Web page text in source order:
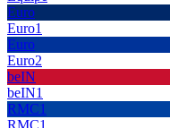
Euro
Euro1
Euro
Euro2
beIN
beIN1
RMC1